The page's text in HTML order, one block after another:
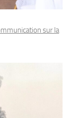
sur la